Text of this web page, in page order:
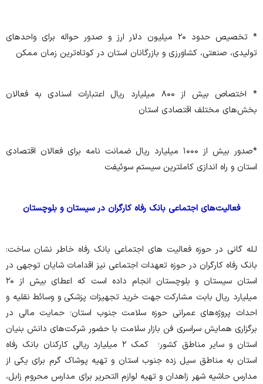
* تخصیص حدود ۲۰ میلیون دلار ارز و صدور حواله برای واحدهای
تولیدی، صنعتی، کشاورزی و بازرگانان استان در کوتاه‌ترین زمان ممکن
* اختصاص بیش از ۸۰۰ میلیارد ریال اعتبارات اسنادی به فعالان
بخش‌های مختلف اقتصادی استان
*صدور بیش از ۱۰۰۰ میلیارد ریال ضمانت نامه برای فعالان اقتصادی
استان و راه اندازی کاملترین سیستم سوئیفت
فعالیت‌های اجتماعی بانک رفاه کارگران در سیستان و بلوچستان
لـله گانی در حوزه فعالیت های اجتماعی بانک رفاه خاطر نشان ساخت:
بانک رفاه کارگران در حوزه تعهدات اجتماعی نیز اقدامات شایان توجهی در
استان سیستان و بلوچستان انجام داده است که اعطای بیش از ۲۰
میلیارد ریال بابت مشارکت جهت خرید تجهیزات پزشکی و وسائط نقلیه و
احداث پروژه‌های عمرانی حوزه سلامت جنوب استان؛ حمایت مالی در
برگزاری همایش سراسری فن بازار سلامت با حضور شرکت‌های دانش بنیان
استان و سایر مناطق کشور؛ کمک ۲ میلیارد ریالی کارکنان بانک رفاه
استان به مناطق سیل زده جنوب استان و تهیه پوشاک گرم برای یکی از
مدارس حاشیه شهر زاهدان و تهیه لوازم التحریر برای مدارس محروم زابل،